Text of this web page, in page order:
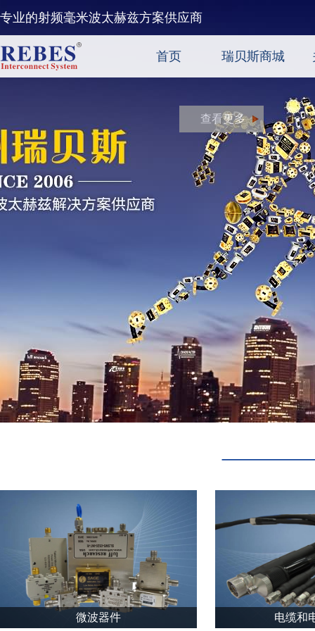
专业的射频毫米波太赫兹方案供应商
首页 瑞贝斯商城
查看更多
微波器件 电缆和